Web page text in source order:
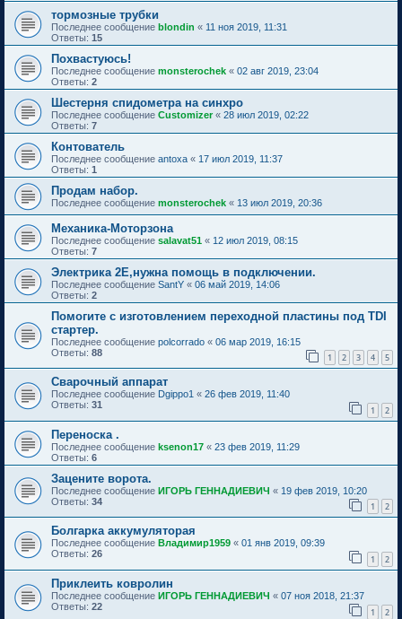
тормозные трубки
Последнее сообщение blondin « 11 ноя 2019, 11:31
Ответы: 15
Похвастуюсь!
Последнее сообщение monsterochek « 02 авг 2019, 23:04
Ответы: 2
Шестерня спидометра на синхро
Последнее сообщение Customizer « 28 июл 2019, 02:22
Ответы: 7
Контователь
Последнее сообщение antoxa « 17 июл 2019, 11:37
Ответы: 1
Продам набор.
Последнее сообщение monsterochek « 13 июл 2019, 20:36
Механика-Моторзона
Последнее сообщение salavat51 « 12 июл 2019, 08:15
Ответы: 7
Электрика 2Е,нужна помощь в подключении.
Последнее сообщение SantY « 06 май 2019, 14:06
Ответы: 2
Помогите с изготовлением переходной пластины под TDI
стартер.
Последнее сообщение polcorrado « 06 мар 2019, 16:15
Ответы: 88 1 2 3 4 5
Сварочный аппарат
Последнее сообщение Dgippo1 « 26 фев 2019, 11:40
Ответы: 31 1 2
Переноска .
Последнее сообщение ksenon17 « 23 фев 2019, 11:29
Ответы: 6
Зацените ворота.
Последнее сообщение ИГОРЬ ГЕННАДИЕВИЧ « 19 фев 2019, 10:20
Ответы: 34 1 2
Болгарка аккумуляторая
Последнее сообщение Владимир1959 « 01 янв 2019, 09:39
Ответы: 26 1 2
Приклеить ковролин
Последнее сообщение ИГОРЬ ГЕННАДИЕВИЧ « 07 ноя 2018, 21:37
Ответы: 22 1 2